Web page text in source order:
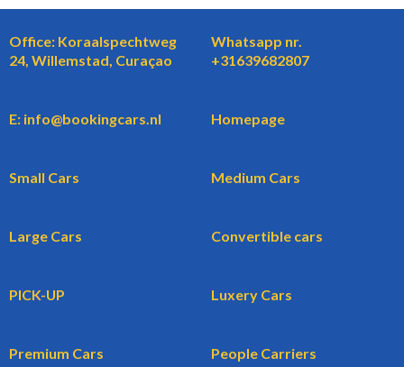
Office: Koraalspechtweg
24, Willemstad, Curaçao
Whatsapp nr.
+31639682807
E: info@bookingcars.nl Homepage
Small Cars Medium Cars
Large Cars Convertible cars
PICK-UP Luxery Cars
Premium Cars People Carriers